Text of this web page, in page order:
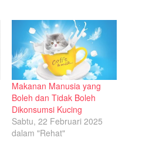
Makanan Manusia yang
Boleh dan Tidak Boleh
Dikonsumsi Kucing
Sabtu, 22 Februari 2025
dalam "Rehat"